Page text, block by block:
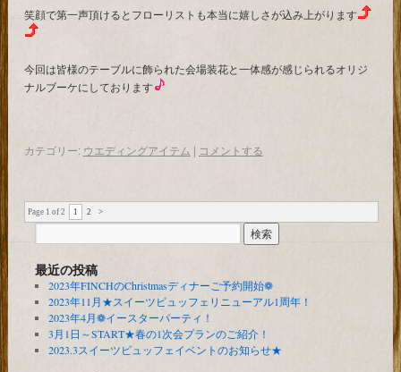
笑顔で第一声頂けるとフローリストも本当に嬉しさが込み上がります
今回は皆様のテーブルに飾られた会場装花と一体感が感じられるオリジ
ナルブーケにしております
カテゴリー: ウエディングアイテム | コメントする
Page 1 of 2 1 2 >
最近の投稿
2023年FINCHのChristmasディナーご予約開始❁
2023年11月★スイーツビュッフェリニューアル1周年！
2023年4月❁イースターパーティ！
3月1日～START★春の1次会プランのご紹介！
2023.3スイーツビュッフェイベントのお知らせ★